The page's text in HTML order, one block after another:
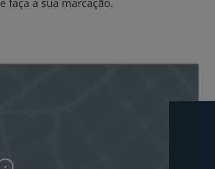
e faça a sua marcação.